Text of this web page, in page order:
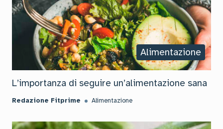
Alimentazione
L’importanza di seguire un’alimentazione sana
Redazione Fitprime Alimentazione